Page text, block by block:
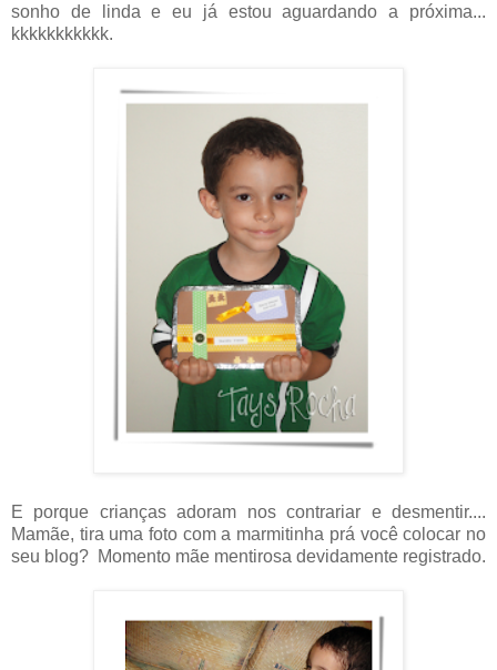
sonho de linda e eu já estou aguardando a próxima...
kkkkkkkkkkk.
E porque crianças adoram nos contrariar e desmentir....
Mamãe, tira uma foto com a marmitinha prá você colocar no
seu blog? Momento mãe mentirosa devidamente registrado.